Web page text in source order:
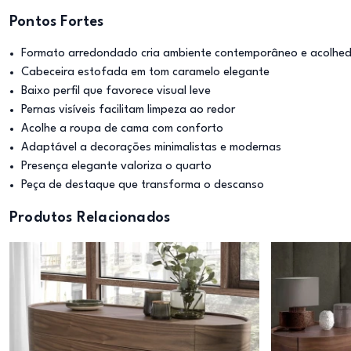
Pontos Fortes
Formato arredondado cria ambiente contemporâneo e
Cabeceira estofada em tom caramelo elegante
Baixo perfil que favorece visual leve
Pernas visíveis facilitam limpeza ao redor
Acolhe a roupa de cama com conforto
Adaptável a decorações minimalistas e modernas
Presença elegante valoriza o quarto
Peça de destaque que transforma o descanso
Produtos Relacionados